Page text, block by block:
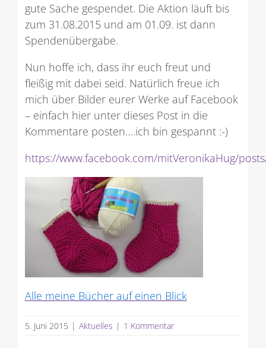
gute Sache gespendet. Die Aktion läuft bis
zum 31.08.2015 und am 01.09. ist dann
Spendenübergabe.
Nun hoffe ich, dass ihr euch freut und
fleißig mit dabei seid. Natürlich freue ich
mich über Bilder eurer Werke auf Facebook
– einfach hier unter dieses Post in die
Kommentare posten….ich bin gespannt :-)
https://www.facebook.com/mitVeronikaHug/
Alle meine Bücher auf einen Blick
5. Juni 2015 | Aktuelles | 1 Kommentar